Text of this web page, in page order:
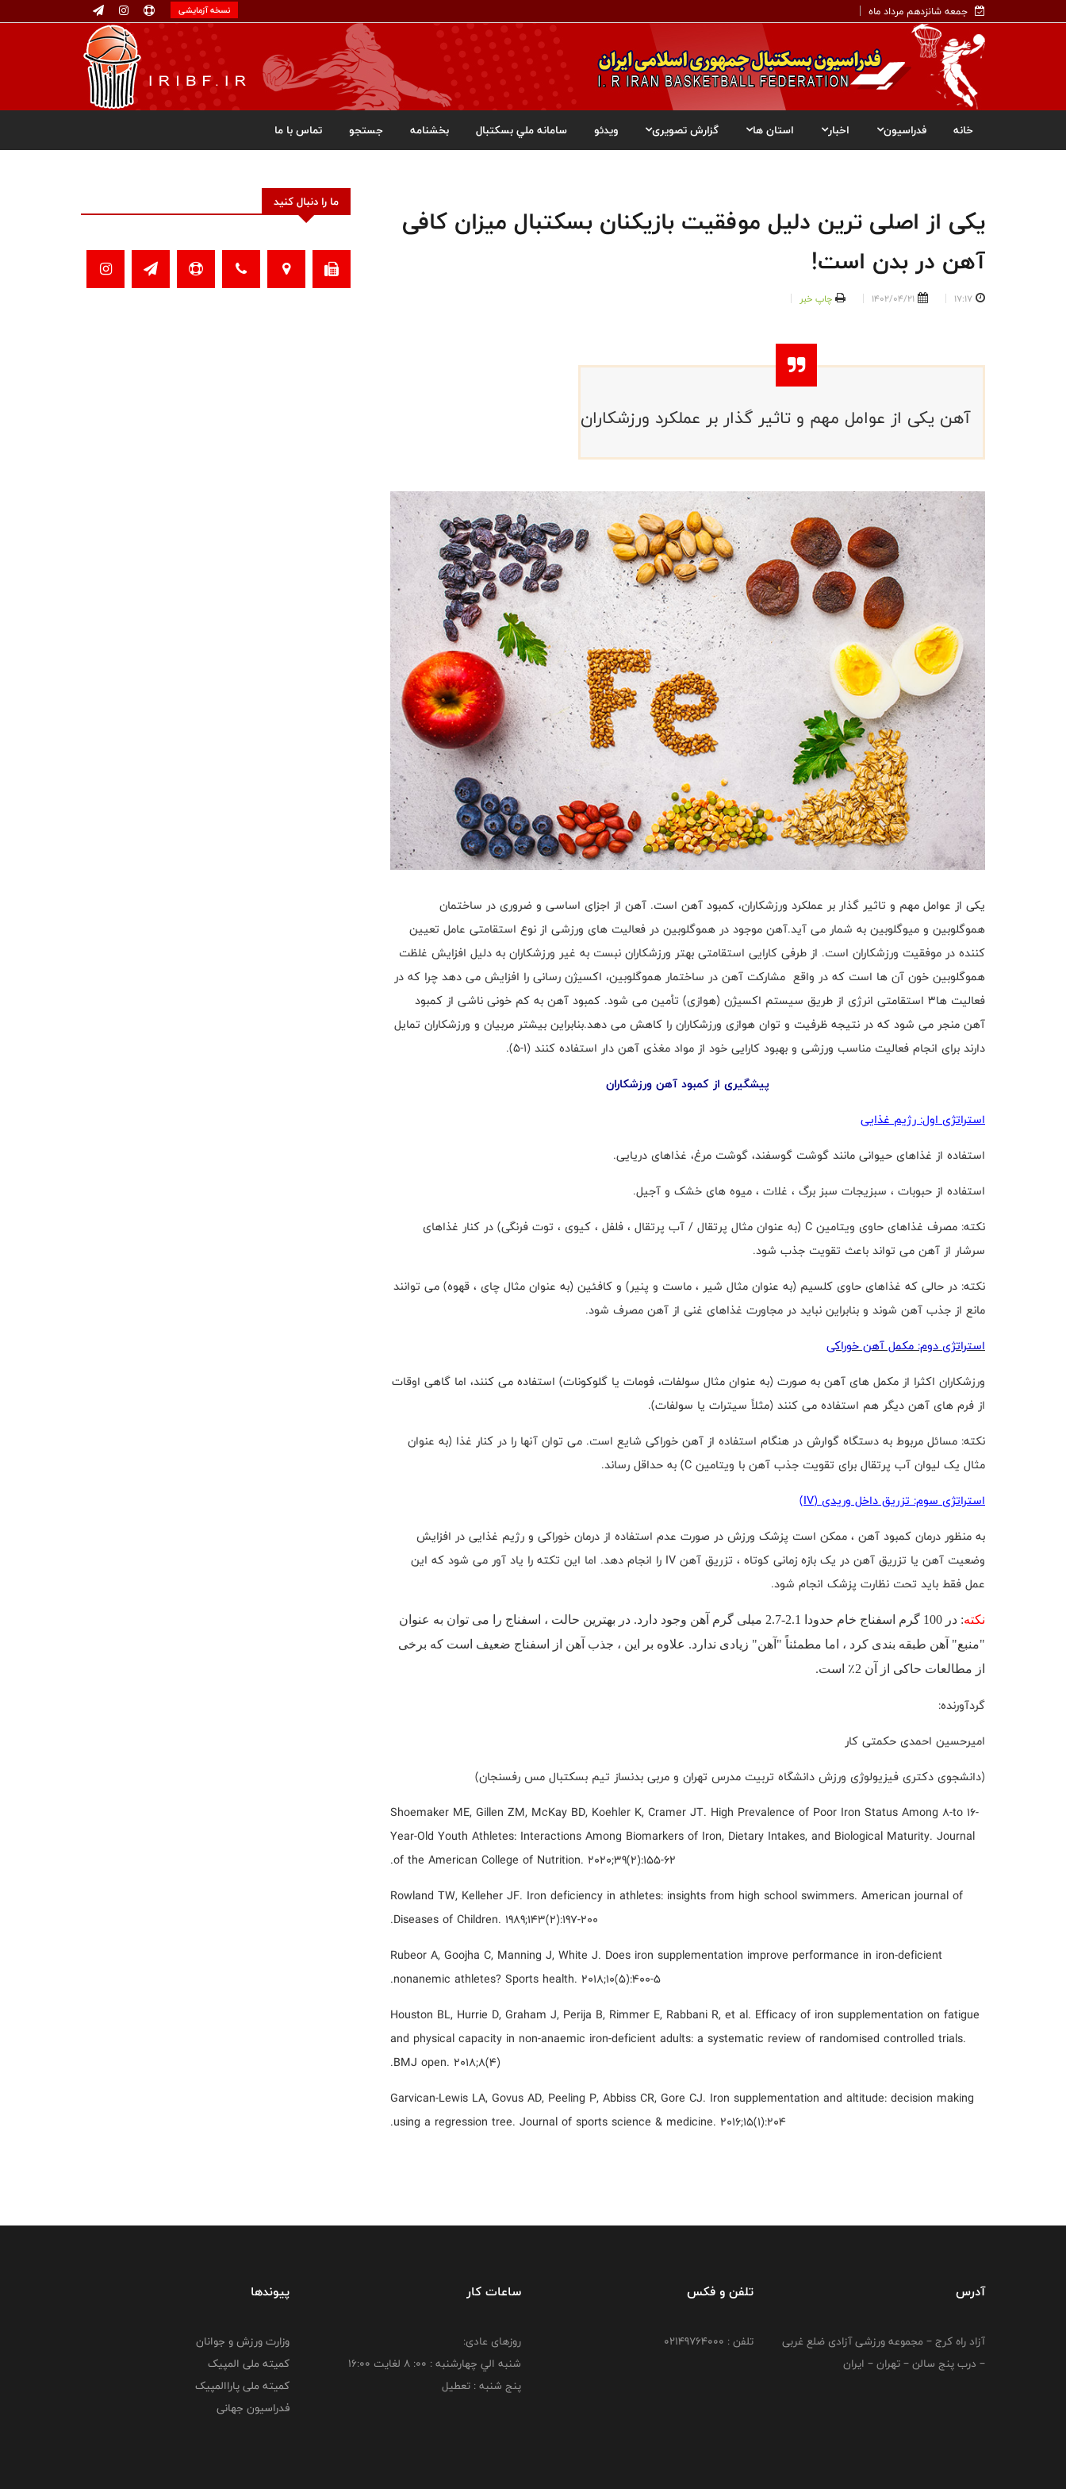
جمعه شانزدهم مرداد ماه نسخه آزمایشی
خانه فدراسیون اخبار استان ها گزارش تصویری ویدئو سامانه ملي بسکتبال بخشنامه جستجو تماس با ما
یکی از اصلی ترین دلیل موفقیت بازیکنان بسکتبال میزان کافی
آهن در بدن است!
17:17
1402/04/21 چاپ خبر
آهن یکی از عوامل مهم و تاثیر گذار بر عملکرد ورزشکاران
یکی از عوامل مهم و تاثیر گذار بر عملکرد ورزشکاران، کمبود آهن است. آهن از اجزای اساسی و ضروری در ساختمان
هموگلوبین و میوگلوبین به شمار می آید.آهن موجود در هموگلوبین در فعالیت های ورزشی از نوع استقامتی عامل تعیین
کننده در موفقیت ورزشکاران است. از طرفی کارایی استقامتی بهتر ورزشکاران نبست به غیر ورزشکاران به دلیل افزایش غلظت
هموگلوبین خون آن ها است که در واقع مشارکت آهن در ساختمار هموگلوبین، اکسیژن رسانی را افزایش می دهد چرا که در
فعالیت ها3 استقامتی انرژی از طریق سیستم اکسیژن (هوازی) تأمین می شود. کمبود آهن به کم خونی ناشی از کمبود
آهن منجر می شود که در نتیجه ظرفیت و توان هوازی ورزشکاران را کاهش می دهد.بنابراین بیشتر مربیان و ورزشکاران تمایل
دارند برای انجام فعالیت مناسب ورزشی و بهبود کارایی خود از مواد مغذی آهن دار استفاده کنند (1-5).
پیشگیری از کمبود آهن ورزشکاران
استراتژی اول: رژیم غذایی
استفاده از غذاهای حیوانی مانند گوشت گوسفند، گوشت مرغ، غذاهای دریایی.
استفاده از حبوبات ، سبزیجات سبز برگ ، غلات ، میوه های خشک و آجیل.
نکته: مصرف غذاهای حاوی ویتامین C (به عنوان مثال پرتقال / آب پرتقال ، فلفل ، کیوی ، توت فرنگی) در کنار غذاهای
سرشار از آهن می تواند باعث تقویت جذب شود.
نکته: در حالی که غذاهای حاوی کلسیم (به عنوان مثال شیر ، ماست و پنیر) و کافئین (به عنوان مثال چای ، قهوه) می توانند
مانع از جذب آهن شوند و بنابراین نباید در مجاورت غذاهای غنی از آهن مصرف شود.
استراتژی دوم: مکمل آهن خوراکی
ورزشکاران اکثرا از مکمل های آهن به صورت (به عنوان مثال سولفات، فومات یا گلوکونات) استفاده می کنند، اما گاهی اوقات
از فرم های آهن دیگر هم استفاده می کنند (مثلاً سیترات یا سولفات).
نکته: مسائل مربوط به دستگاه گوارش در هنگام استفاده از آهن خوراکی شایع است. می توان آنها را در کنار غذا (به عنوان
مثال یک لیوان آب پرتقال برای تقویت جذب آهن با ویتامین C) به حداقل رساند.
استراتژی سوم: تزریق داخل وریدی (IV
)
به منظور درمان کمبود آهن ، ممکن است پزشک ورزش در صورت عدم استفاده از درمان خوراکی و رژیم غذایی در افزایش
وضعیت آهن یا تزریق آهن در یک بازه زمانی کوتاه ، تزریق آهن IV را انجام دهد. اما این تکته را یاد آور می شود که این
عمل فقط باید تحت نظارت پزشک انجام شود.
نکته
: در 100 گرم اسفناج خام حدودا 2.1-2.7 میلی گرم آهن وجود دارد. در بهترین حالت ، اسفناج را می توان به عنوان
"منبع" آهن طبقه بندی کرد ، اما مطمئناً "آهن" زیادی ندارد. علاوه بر این ، جذب آهن از اسفناج ضعیف است که برخی
از مطالعات حاکی از آن 2
٪ است.
گردآورنده:
امیرحسین احمدی حکمتی کار
(دانشجوی دکتری فیزیولوژی ورزش دانشگاه تربیت مدرس تهران و مربی بدنساز تیم بسکتبال مس رفسنجان)
Shoemaker ME, Gillen ZM, McKay BD, Koehler K, Cramer JT. High Prevalence of Poor Iron Status Among 8-to 16-
Year-Old Youth Athletes: Interactions Among Biomarkers of Iron, Dietary Intakes, and Biological Maturity. Journal
of the American College of Nutrition. 2020;39(2):155-62.
Rowland TW, Kelleher JF. Iron deficiency in athletes: insights from high school swimmers. American journal of
Diseases of Children. 1989;143(2):197-200.
Rubeor A, Goojha C, Manning J, White J. Does iron supplementation improve performance in iron-deficient
nonanemic athletes? Sports health. 2018;10(5):400-5.
Houston BL, Hurrie D, Graham J, Perija B, Rimmer E, Rabbani R, et al. Efficacy of iron supplementation on fatigue
and physical capacity in non-anaemic iron-deficient adults: a systematic review of randomised controlled trials.
BMJ open. 2018;8(4).
Garvican-Lewis LA, Govus AD, Peeling P, Abbiss CR, Gore CJ. Iron supplementation and altitude: decision making
using a regression tree. Journal of sports science & medicine. 2016;15(1):204.
ما را دنبال کنید
آدرس
آزاد راه کرج – مجموعه ورزشی آزادی ضلع غربی
– درب پنج سالن – تهران – ایران
تلفن و فکس
تلفن : 02149764000
ساعات کار
روزهای عادی:
شنبه الي چهارشنبه : 00: 8 لغايت 16:00
پنج شنبه : تعطیل
پیوندها
وزارت ورزش و جوانان
کمیته ملی المپیک
کمیته ملی پاراالمپیک
فدراسیون جهانی